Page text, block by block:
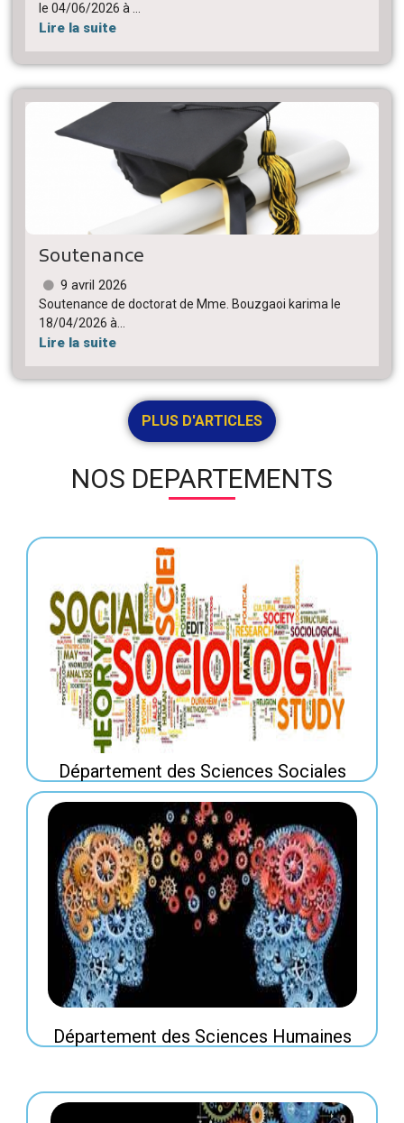
le 04/06/2026 à ...
Lire la suite
Soutenance
9 avril 2026
Soutenance de doctorat de Mme. Bouzgaoi karima le
18/04/2026 à...
Lire la suite
PLUS D'ARTICLES
NOS DEPARTEMENTS
Département des Sciences Sociales
Département des Sciences Humaines